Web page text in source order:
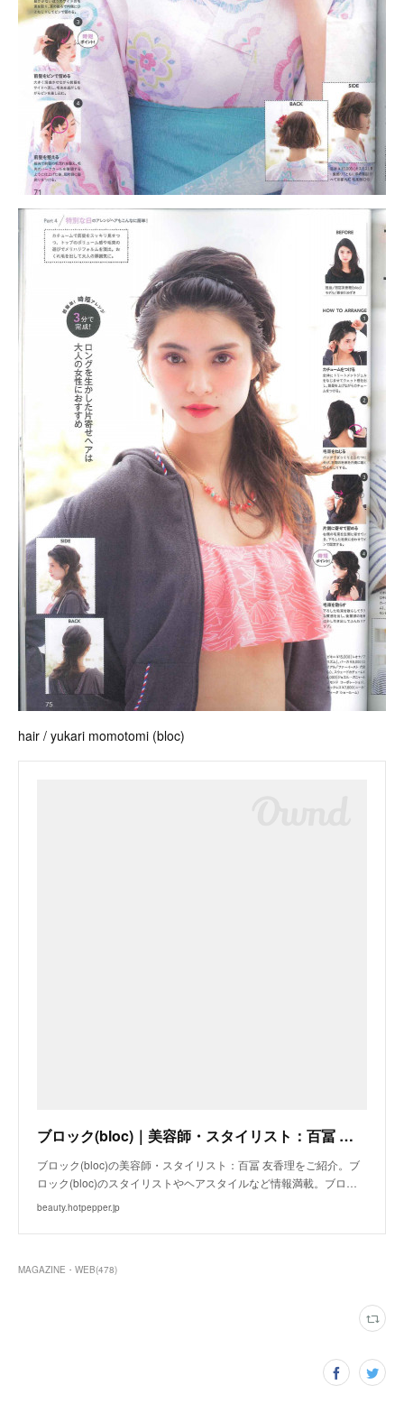
hair / yukari momotomi (bloc)
ブロック(bloc)｜美容師・スタイリスト：百冨 友香理｜ホットペッパービューティー
ブロック(bloc)の美容師・スタイリスト：百冨 友香理をご紹介。ブ
ロック(bloc)のスタイリストやヘアスタイルなど情報満載。ブロ…
beauty.hotpepper.jp
MAGAZINE・WEB(478)